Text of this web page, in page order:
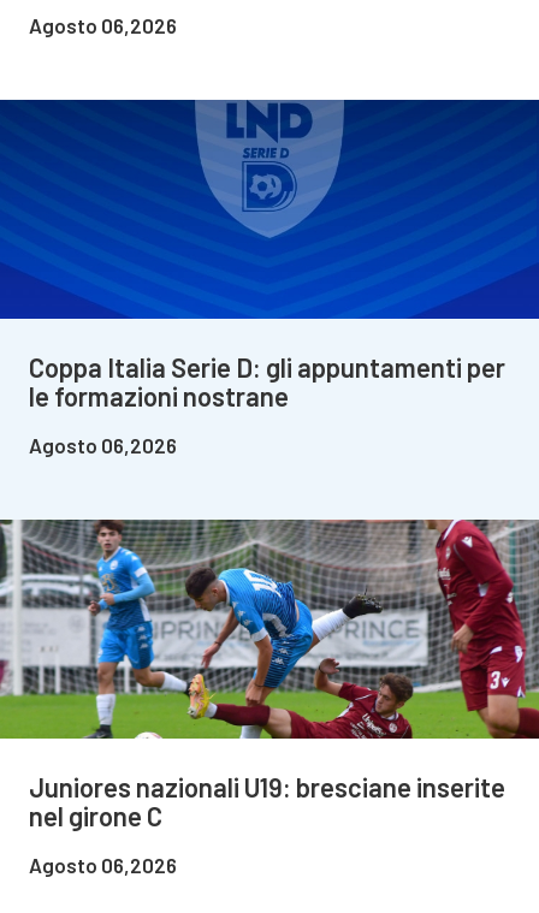
Agosto 06,2026
Coppa Italia Serie D: gli appuntamenti per
le formazioni nostrane
Agosto 06,2026
Juniores nazionali U19: bresciane inserite
nel girone C
Agosto 06,2026